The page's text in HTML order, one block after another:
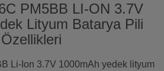
PM5BB LI-ON 3.7V
Lityum Batarya Pili
Özellikleri
Li-Ion 3.7V 1000mAh yedek lityum